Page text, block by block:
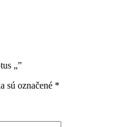
„”
sú označené *